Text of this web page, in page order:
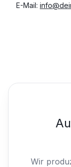
E-Mail:
Wir